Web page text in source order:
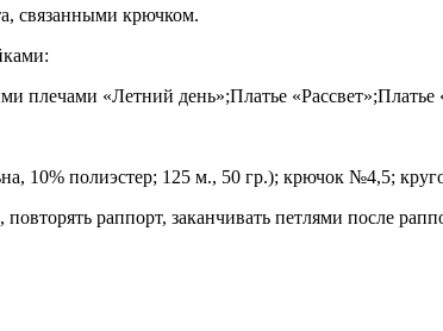
связанными крючком.
плечами «Летний день»;Платье «Рассвет»;Платье
10% полиэстер; 125 м., 50 гр.); крючок №4,5;
раппорт, заканчивать петлями после